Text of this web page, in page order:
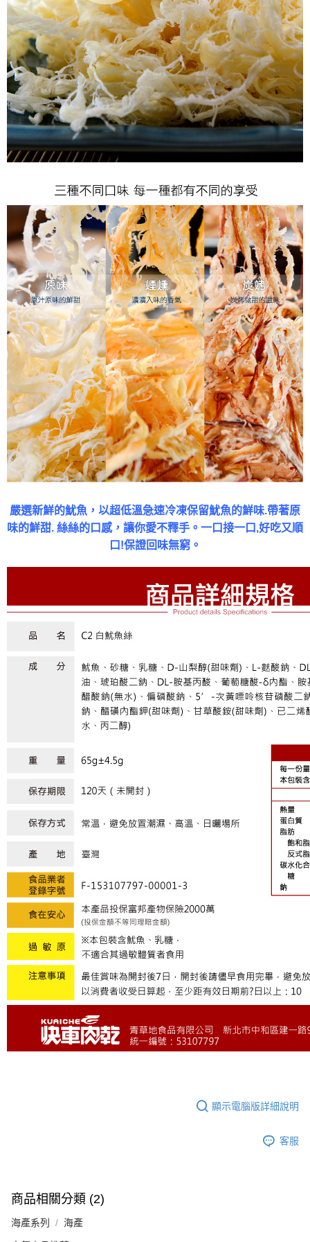
嚴選新鮮的魷魚，以超低溫急速冷凍保留魷魚的鮮味.帶著原
味的鮮甜. 絲絲的口感，讓你愛不釋手。一口接一口,好吃又順
口!保證回味無窮。
顯示電腦版詳細說明
客服
商品相關分類 (2)
海產系列 海產